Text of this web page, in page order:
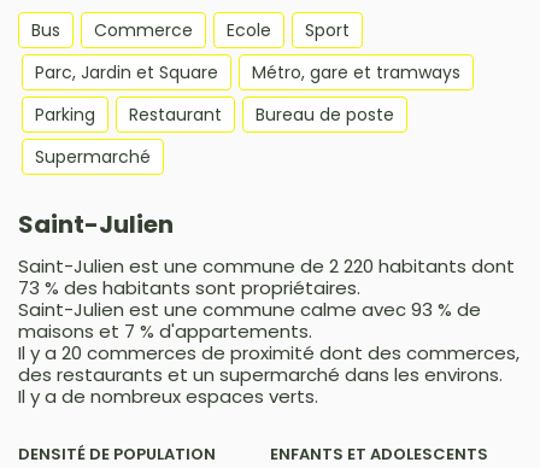
Bus Commerce Ecole
Sport
Parc, Jardin et Square
Métro, gare et tramways
Parking
Restaurant
Bureau de poste
Supermarché
Saint-Julien
Saint-Julien est une commune de 2 220 habitants dont
73 % des habitants sont propriétaires.
Saint-Julien est une commune calme avec 93 % de
maisons et 7 % d'appartements.
Il y a 20 commerces de proximité dont des commerces,
des restaurants et un supermarché dans les environs.
Il y a de nombreux espaces verts.
DENSITÉ DE POPULATION ENFANTS ET ADOLESCENTS